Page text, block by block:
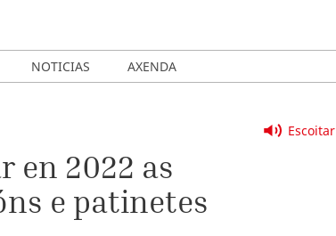
NOTICIAS AXENDA
Escoitar
en 2022 as
e patinetes